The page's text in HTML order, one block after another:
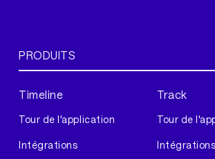
PRODUITS
Timeline
Tour de l'application
Intégrations
Track
Tour de
Intégrations